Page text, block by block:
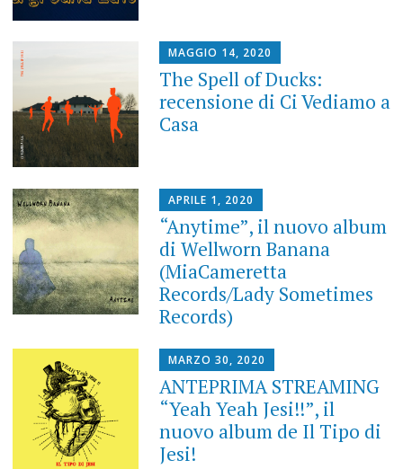
MAGGIO 14, 2020
The Spell of Ducks:
recensione di Ci Vediamo a
Casa
APRILE 1, 2020
“Anytime”, il nuovo album
di Wellworn Banana
(MiaCameretta
Records/Lady Sometimes
Records)
MARZO 30, 2020
ANTEPRIMA STREAMING
“Yeah Yeah Jesi!!”, il
nuovo album de Il Tipo di
Jesi!